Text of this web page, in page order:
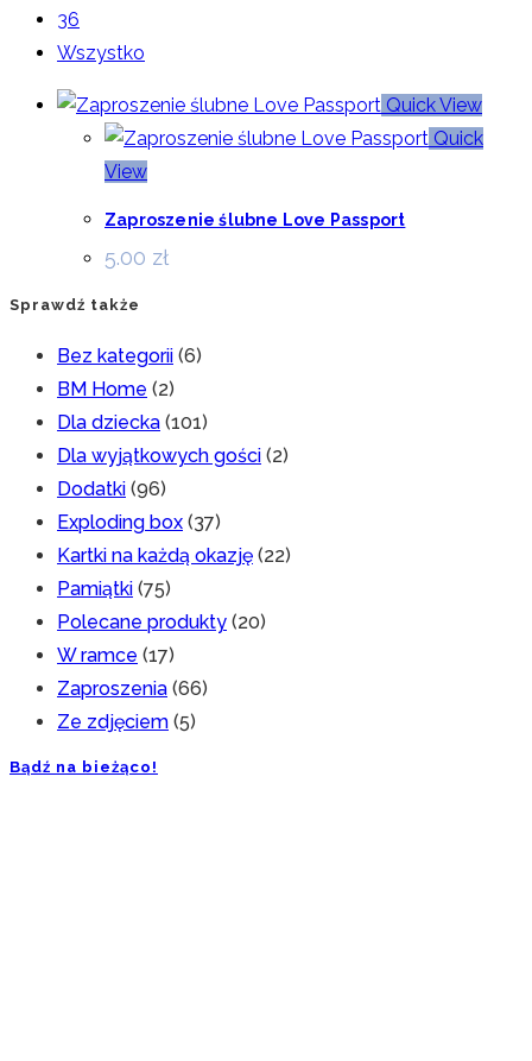
36
Wszystko
Quick View
Quick
View
Zaproszenie ślubne Love Passport
5.00 zł
Sprawdź także
Bez kategorii (6)
BM Home (2)
Dla dziecka (101)
Dla wyjątkowych gości (2)
Dodatki (96)
Exploding box (37)
Kartki na każdą okazję (22)
Pamiątki (75)
Polecane produkty (20)
W ramce (17)
Zaproszenia (66)
Ze zdjęciem (5)
Bądź na bieżąco!